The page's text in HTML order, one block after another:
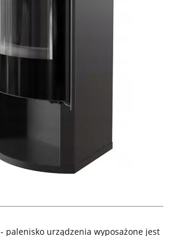
- palenisko urządzenia wyposażone jest